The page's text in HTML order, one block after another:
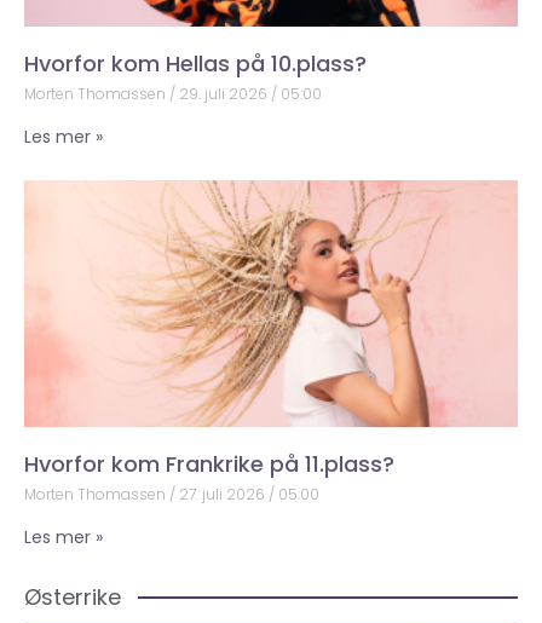
Hvorfor kom Hellas på 10.plass?
Morten Thomassen 29. juli 2026 05:00
Les mer »
Hvorfor kom Frankrike på 11.plass?
Morten Thomassen 27. juli 2026 05:00
Les mer »
Østerrike